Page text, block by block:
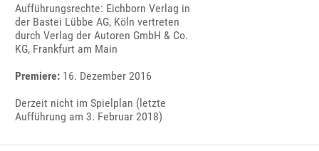
Aufführungsrechte: Eichborn Verlag in
der Bastei Lübbe AG, Köln vertreten
durch Verlag der Autoren GmbH & Co.
KG, Frankfurt am Main
Premiere: 16. Dezember 2016
Derzeit nicht im Spielplan (letzte
Aufführung am 3. Februar 2018)